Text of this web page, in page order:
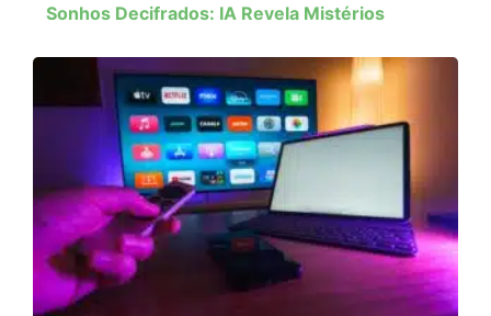
Sonhos Decifrados: IA Revela Mistérios